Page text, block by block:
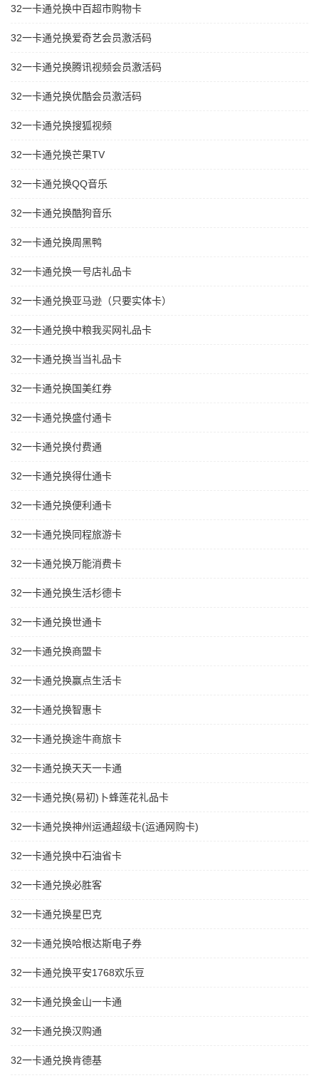
32一卡通兑换中百超市购物卡
32一卡通兑换爱奇艺会员激活码
32一卡通兑换腾讯视频会员激活码
32一卡通兑换优酷会员激活码
32一卡通兑换搜狐视频
32一卡通兑换芒果TV
32一卡通兑换QQ音乐
32一卡通兑换酷狗音乐
32一卡通兑换周黑鸭
32一卡通兑换一号店礼品卡
32一卡通兑换亚马逊（只要实体卡）
32一卡通兑换中粮我买网礼品卡
32一卡通兑换当当礼品卡
32一卡通兑换国美红券
32一卡通兑换盛付通卡
32一卡通兑换付费通
32一卡通兑换得仕通卡
32一卡通兑换便利通卡
32一卡通兑换同程旅游卡
32一卡通兑换万能消费卡
32一卡通兑换生活杉德卡
32一卡通兑换世通卡
32一卡通兑换商盟卡
32一卡通兑换赢点生活卡
32一卡通兑换智惠卡
32一卡通兑换途牛商旅卡
32一卡通兑换天天一卡通
32一卡通兑换(易初)卜蜂莲花礼品卡
32一卡通兑换神州运通超级卡(运通网购卡)
32一卡通兑换中石油省卡
32一卡通兑换必胜客
32一卡通兑换星巴克
32一卡通兑换哈根达斯电子券
32一卡通兑换平安1768欢乐豆
32一卡通兑换金山一卡通
32一卡通兑换汉购通
32一卡通兑换肯德基